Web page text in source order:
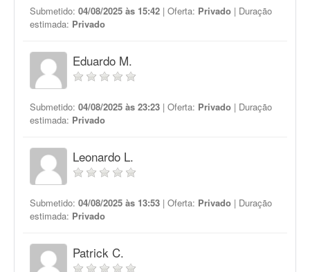
Submetido: 04/08/2025 às 15:42 | Oferta: Privado | Duração
estimada: Privado
Eduardo M.
Submetido: 04/08/2025 às 23:23 | Oferta: Privado | Duração
estimada: Privado
Leonardo L.
Submetido: 04/08/2025 às 13:53 | Oferta: Privado | Duração
estimada: Privado
Patrick C.